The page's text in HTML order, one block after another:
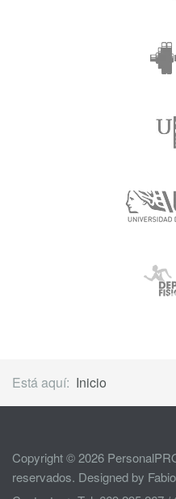
Está aquí: Inicio
Copyright © 2026
reservados. Designed by